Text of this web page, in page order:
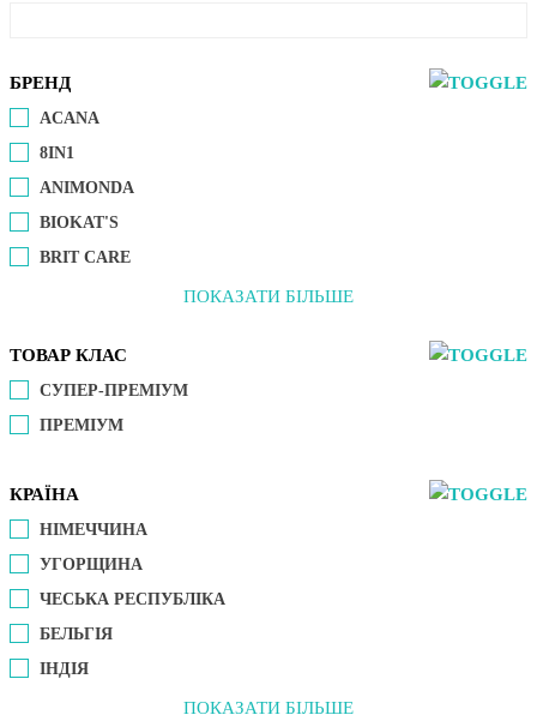
БРЕНД
ACANA
8IN1
ANIMONDA
BIOKAT'S
BRIT CARE
ПОКАЗАТИ БІЛЬШЕ
ТОВАР КЛАС
СУПЕР-ПРЕМІУМ
ПРЕМІУМ
КРАЇНА
НІМЕЧЧИНА
УГОРЩИНА
ЧЕСЬКА РЕСПУБЛІКА
БЕЛЬГІЯ
ІНДІЯ
ПОКАЗАТИ БІЛЬШЕ